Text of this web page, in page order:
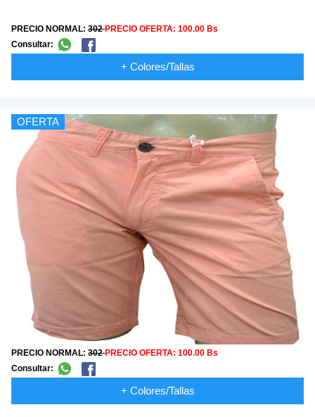
PRECIO NORMAL: 302PRECIO OFERTA: 100.00 Bs
Consultar:
+ Colores/Tallas
OFERTA
PRECIO NORMAL: 302PRECIO OFERTA: 100.00 Bs
Consultar:
+ Colores/Tallas